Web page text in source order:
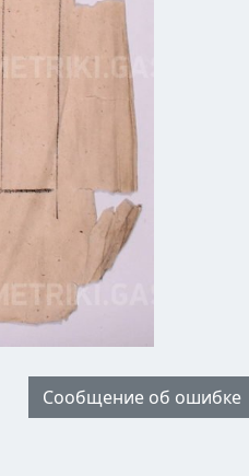
Сообщение об ошибке